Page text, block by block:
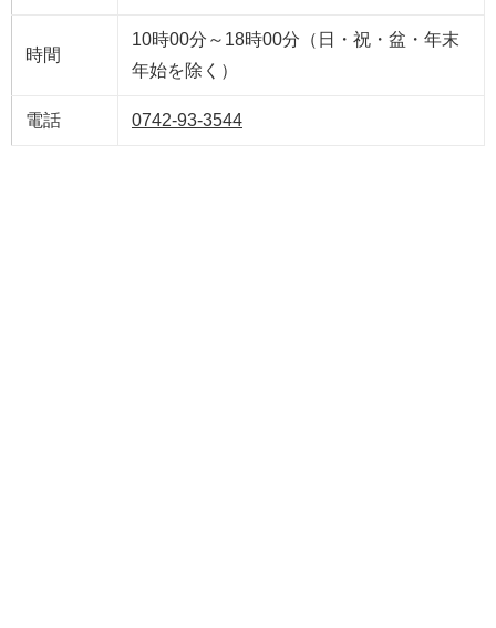
時間
10時00分～18時00分（日・祝・盆・年末
年始を除く）
電話 0742-93-3544